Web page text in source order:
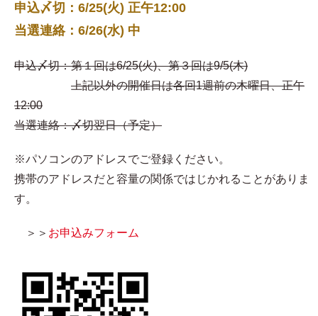
申込〆切：6/25(火) 正午12:00
当選連絡：6/26(水) 中
申込〆切：第１回は6/25(火)、第３回は9/5(木)
上記以外の開催日は各回1週前の木曜日、正午
12:00
当選連絡：〆切翌日（予定）
※パソコンのアドレスでご登録ください。
携帯のアドレスだと容量の関係ではじかれることがありま
す。
＞＞ お申込みフォーム